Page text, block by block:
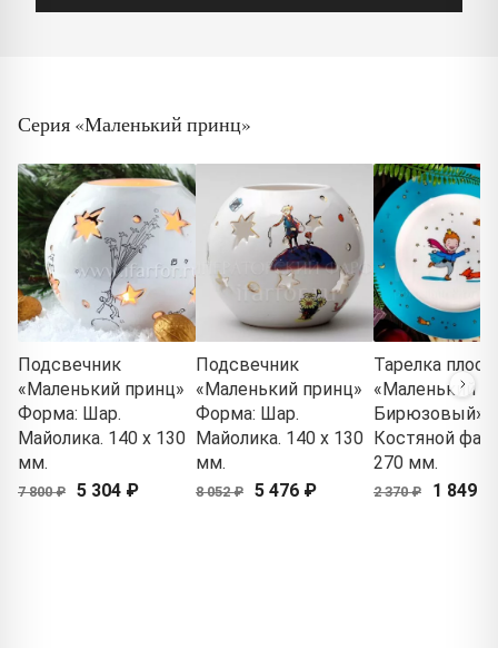
Серия «Маленький принц»
Подсвечник
«Маленький принц»
Форма: Шар.
Майолика. 140 x 130
мм.
7 800 ₽ 5 304 ₽
Подсвечник
«Маленький принц»
Форма: Шар.
Майолика. 140 x 130
мм.
8 052 ₽ 5 476 ₽
Тарелка
«Маленький
Бирюзовый»
Костяной
270 мм.
2 370 ₽ 1 849 ₽